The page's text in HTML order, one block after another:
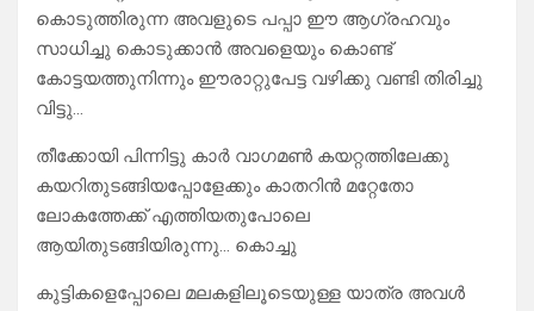
കൊടുത്തിരുന്ന അവളുടെ പപ്പാ ഈ ആഗ്രഹവും
സാധിച്ചു കൊടുക്കാൻ അവളെയും കൊണ്ട്
കോട്ടയത്തുനിന്നും ഈരാറ്റുപേട്ട വഴിക്കു വണ്ടി തിരിച്ചു
വിട്ടു…
തീക്കോയി പിന്നിട്ടു കാർ വാഗമൺ കയറ്റത്തിലേക്കു
കയറിതുടങ്ങിയപ്പോളേക്കും കാതറിൻ മറ്റേതോ
ലോകത്തേക്ക് എത്തിയതുപോലെ
ആയിതുടങ്ങിയിരുന്നു… കൊച്ചു
കുട്ടികളെപ്പോലെ മലകളിലൂടെയുള്ള യാത്ര അവൾ